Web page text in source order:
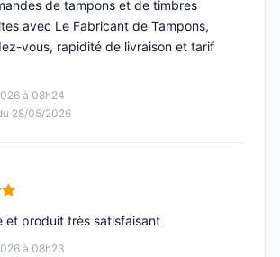
à 08h24
28/05/2026
de tampons et de timbres
avec Le Fabricant de Tampons,
vous, rapidité de livraison et tarif
5
à 08h23
et produit très satisfaisant